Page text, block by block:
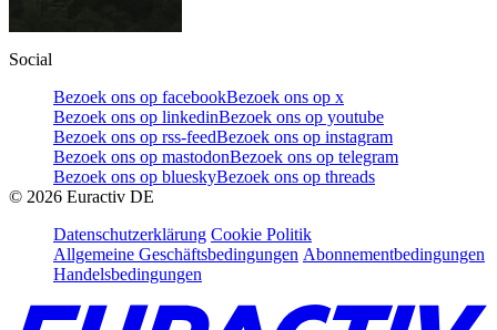
Social
Bezoek ons op facebookBezoek ons op x
Bezoek ons op linkedinBezoek ons op youtube
Bezoek ons op rss-feedBezoek ons op instagram
Bezoek ons op mastodonBezoek ons op telegram
Bezoek ons op blueskyBezoek ons op threads
© 2026 Euractiv DE
Datenschutzerklärung Cookie Politik
Allgemeine Geschäftsbedingungen Abonnementbedingungen
Handelsbedingungen